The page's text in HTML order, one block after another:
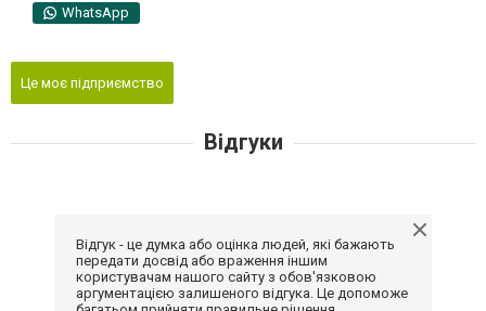
WhatsApp
Це моє підприємство
Відгуки
Відгук - це думка або оцінка людей, які бажають
передати досвід або враження іншим
користувачам нашого сайту з обов'язковою
аргументацією залишеного відгука. Це допоможе